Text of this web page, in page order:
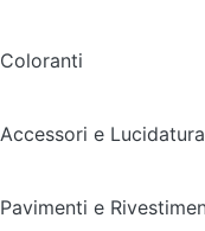
Coloranti
Accessori e Lucidatura
Pavimenti e